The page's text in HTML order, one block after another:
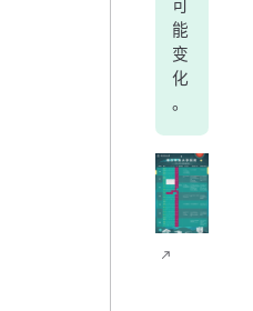
可
能
变
化
。